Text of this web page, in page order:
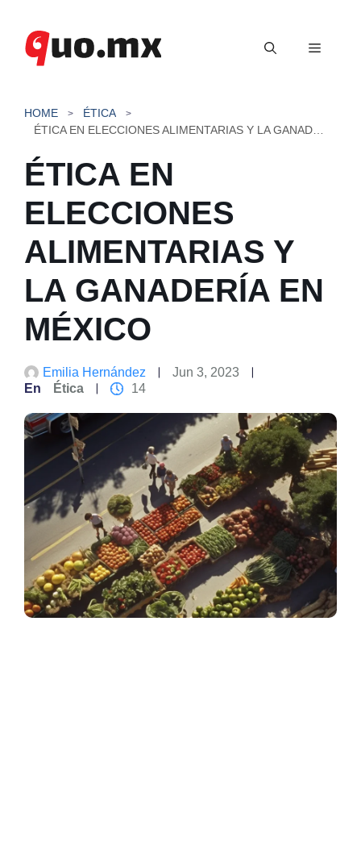
contenido
Menú
HOME
ÉTICA
ÉTICA EN
ELECCIONES
ALIMENTARIAS Y
LA GANADERÍA EN
MÉXICO
Emilia Hernández
Jun 3, 2023
En
Ética 14